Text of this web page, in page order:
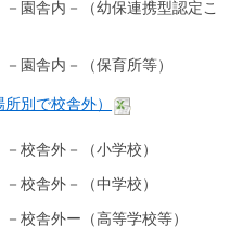
舎内－（幼保連携型認定こ
舎内－（保育所等）
別で校舎外）
校舎外－（小学校）
校舎外－（中学校）
舎外ー（高等学校等）